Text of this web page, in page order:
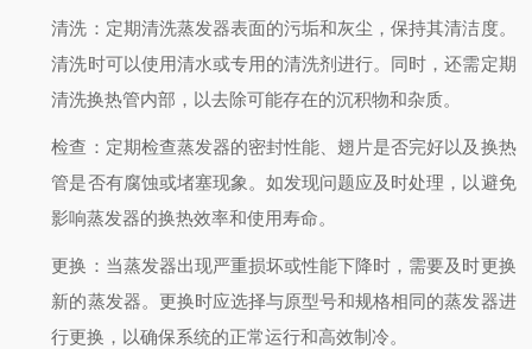
清洗 ：定期清洗蒸发器表面的污垢和灰尘，保持其清洁度。
清洗时可以使用清水或专用的清洗剂进行。同时，还需定期
清洗换热管内部，以去除可能存在的沉积物和杂质。
检查 ：定期检查蒸发器的密封性能、翅片是否完好以及换热
管是否有腐蚀或堵塞现象。如发现问题应及时处理，以避免
影响蒸发器的换热效率和使用寿命。
更换 ：当蒸发器出现严重损坏或性能下降时，需要及时更换
新的蒸发器。更换时应选择与原型号和规格相同的蒸发器进
行更换，以确保系统的正常运行和高效制冷。